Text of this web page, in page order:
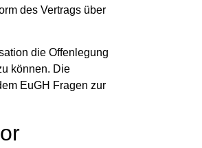
des Vertrags über
die Offenlegung
können. Die
EuGH Fragen zur